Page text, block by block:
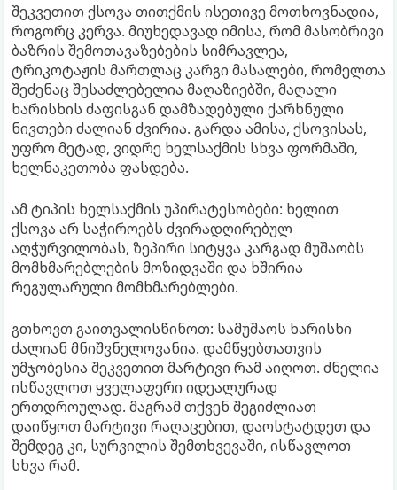
შეკვეთით ქსოვა თითქმის ისეთივე მოთხოვნადია,
როგორც კერვა. მიუხედავად იმისა, რომ მასობრივი
ბაზრის შემოთავაზებების სიმრავლეა,
ტრიკოტაჟის მართლაც კარგი მასალები, რომელთა
შეძენაც შესაძლებელია მაღაზიებში, მაღალი
ხარისხის ძაფისგან დამზადებული ქარხნული
ნივთები ძალიან ძვირია. გარდა ამისა, ქსოვისას,
უფრო მეტად, ვიდრე ხელსაქმის სხვა ფორმაში,
ხელნაკეთობა ფასდება.
ამ ტიპის ხელსაქმის უპირატესობები: ხელით
ქსოვა არ საჭიროებს ძვირადღირებულ
აღჭურვილობას, ზეპირი სიტყვა კარგად მუშაობს
მომხმარებლების მოზიდვაში და ხშირია
რეგულარული მომხმარებლები.
გთხოვთ გაითვალისწინოთ: სამუშაოს ხარისხი
ძალიან მნიშვნელოვანია. დამწყებთათვის
უმჯობესია შეკვეთით მარტივი რამ აიღოთ. ძნელია
ისწავლოთ ყველაფერი იდეალურად
ერთდროულად. მაგრამ თქვენ შეგიძლიათ
დაიწყოთ მარტივი რაღაცებით, დაოსტატდეთ და
შემდეგ კი, სურვილის შემთხვევაში, ისწავლოთ
სხვა რამ.